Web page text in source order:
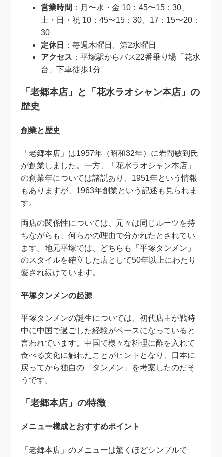
営業時間 ：月〜水・金 10：45〜15：30、
土・日・祝 10：45〜15：30、17：15〜20：
30
定休日
：毎週木曜日、第2水曜日
アクセス ：平塚駅からバス22番乗り場「花水
台」下車徒歩1分
「老郷本店」と「花水ラオシャン本店」の
歴史
創業と歴史
「老郷本店」は1957年（昭和32年）に岩間敏到氏
が創業しました。一方、「花水ラオシャン本店」
の創業年については諸説あり、1951年という情報
もありますが、1963年創業という記述も見られま
す。
両店の関係性については、元々は同じルーツを持
ちながらも、何らかの理由で分かれたとされてい
ます。地元平塚では、どちらも「平塚タンメン」
のスタイルを確立した店として50年以上にわたり
愛され続けています。
平塚タンメンの起源
平塚タンメンの誕生については、初代店主が戦時
中に中国で過ごした経験がベースになっていると
言われています。中国で様々な料理に酢を入れて
食べる文化に触れたことがヒントとなり、日本に
戻ってから独自の「タンメン」を考案したのだそ
うです。
「老郷本店」の特徴
メニュー構成とおすすめポイント
「老郷本店」のメニューは驚くほどシンプルで